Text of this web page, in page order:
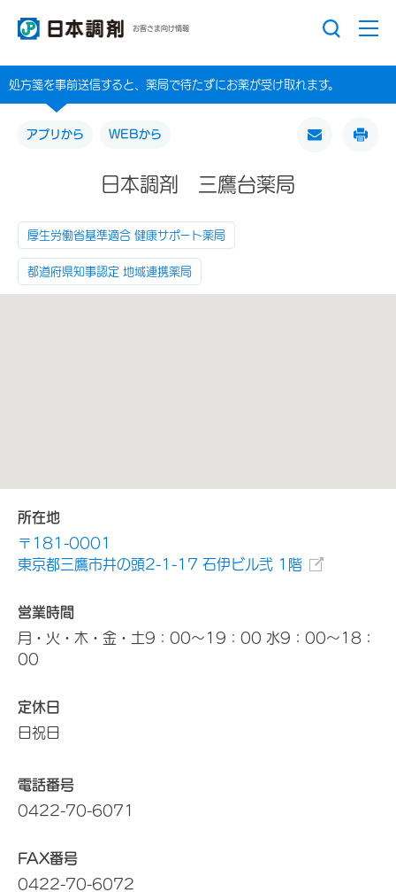
お客さま向け情報
処方箋を事前送信すると、薬局で待たずにお薬が受け取れます。
アプリから WEBから
日本調剤 三鷹台薬局
厚生労働省基準適合 健康サポート薬局
都道府県知事認定 地域連携薬局
所在地
〒181-0001
東京都三鷹市井の頭2-1-17 石伊ビル弐 1階
営業時間
月・火・木・金・土9：00～19：00 水9：00～18：
00
定休日
日祝日
電話番号
0422-70-6071
FAX番号
0422-70-6072